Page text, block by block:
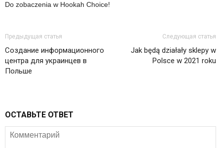
Do zobaczenia w Hookah Choice!
Предыдущая статья
Создание информационного
центра для украинцев в
Польше
Следующая статья
Jak będą działały sklepy w
Polsce w 2021 roku
ОСТАВЬТЕ ОТВЕТ